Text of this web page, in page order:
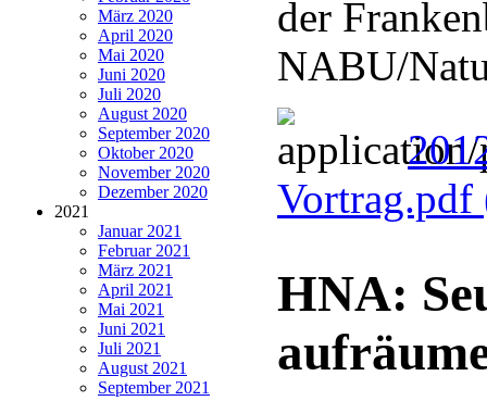
März 2020
April 2020
Mai 2020
Juni 2020
Juli 2020
August 2020
September 2020
Oktober 2020
November 2020
Dezember 2020
2021
Januar 2021
Februar 2021
März 2021
April 2021
Mai 2021
Juni 2021
Juli 2021
August 2021
September 2021
der
NABU/
Vortrag.pdf
HNA: